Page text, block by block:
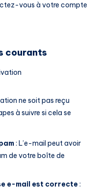
vous à votre compte
courants
ne soit pas reçu
à suivre si cela se
: L’e-mail peut avoir
de votre boîte de
e-mail est correcte: